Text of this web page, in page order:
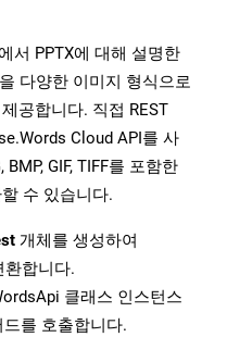
서 PPTX에 대해 설명한
다양한 이미지 형식으로
공합니다. 직접 REST
Cloud API를 사
GIF, TIFF를 포함한
수 있습니다.
개체를 생성하여
환합니다.
클래스 인스턴스
드를 호출합니다.